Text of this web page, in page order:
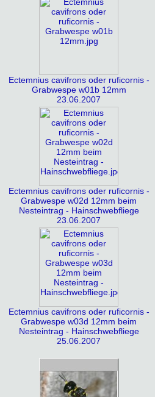
Ectemnius cavifrons oder ruficornis -
Grabwespe w01b 12mm
23.06.2007
Ectemnius cavifrons oder ruficornis -
Grabwespe w02d 12mm beim
Nesteintrag - Hainschwebfliege
23.06.2007
Ectemnius cavifrons oder ruficornis -
Grabwespe w03d 12mm beim
Nesteintrag - Hainschwebfliege
25.06.2007